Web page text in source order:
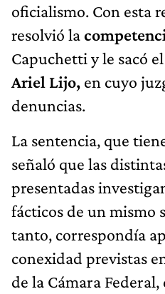
oficialismo. Con esta
resolvió la
Capuchetti y le sacó
Ariel Lijo, en cuyo
denuncias.
La sentencia, que
señaló que las
presentadas
fácticos de un mismo
tanto, correspondía
conexidad previstas
de la Cámara